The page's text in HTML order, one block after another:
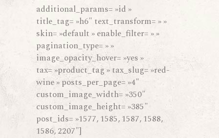
additional_params= »id »
title_tag= »h6″ text_transform= » »
skin= »default » enable_filter= » »
pagination_type= » »
image_opacity_hover= »yes »
tax= »product_tag » tax_slug= »red-
wine » posts_per_page= »4″
custom_image_width= »350″
custom_image_height= »385″
post_ids= »1577, 1585, 1587, 1588,
1586, 2207″]